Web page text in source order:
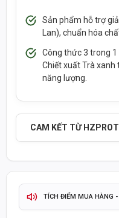
Sản phẩm hỗ trợ
Lan), chuẩn hóa
Công thức 3 trong 1
Chiết xuất Trà
năng lượng.
CAM KẾT TỪ
THÔNG TIN SẢN PHẨM
GIAO HÀNG HOẢ TỐC
TÍCH ĐIỂM MUA HÀNG